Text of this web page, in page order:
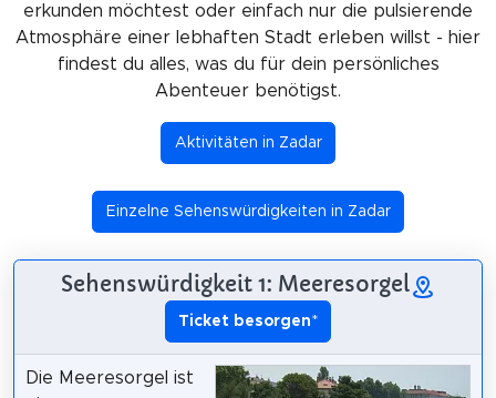
erkunden möchtest oder einfach nur die pulsierende
Atmosphäre einer lebhaften Stadt erleben willst - hier
findest du alles, was du für dein persönliches
Abenteuer benötigst.
Aktivitäten in Zadar
Einzelne Sehenswürdigkeiten in Zadar
Sehenswürdigkeit 1: Meeresorgel
Ticket besorgen*
Die Meeresorgel ist